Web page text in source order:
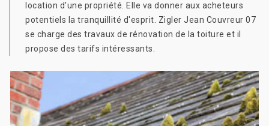
location d'une propriété. Elle va donner aux acheteurs
potentiels la tranquillité d'esprit. Zigler Jean Couvreur 07
se charge des travaux de rénovation de la toiture et il
propose des tarifs intéressants.